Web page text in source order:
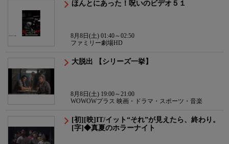
ほんとにあった！呪いのビデオ５１
8月8日(土) 01:40～02:50
ファミリー劇場HD
大脱出 【シリーズ一挙】
8月8日(土) 19:00～21:00
WOWOWプラス 映画・ドラマ・スポーツ・音楽
[初][映]IT/イット“それ”が見えたら、終わり。
[字]◆真夏のホラーナイト